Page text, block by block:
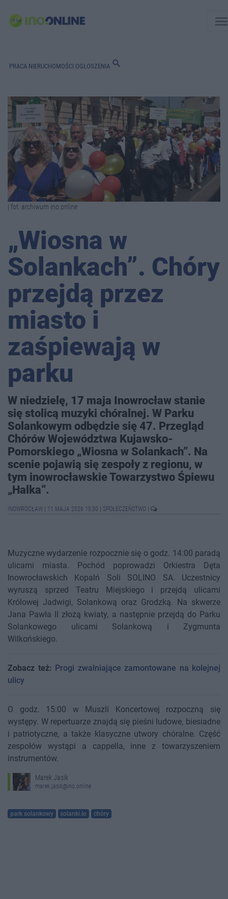
PRACA NIERUCHOMOŚCI OGŁOSZENIA search
| fot. archiwum ino.online
„Wiosna w
Solankach”. Chóry
przejdą przez
miasto i
zaśpiewają w
parku
W niedzielę, 17 maja Inowrocław stanie
się stolicą muzyki chóralnej. W Parku
Solankowym odbędzie się 47. Przegląd
Chórów Województwa Kujawsko-
Pomorskiego „Wiosna w Solankach”. Na
scenie pojawią się zespoły z regionu, w
tym inowrocławskie Towarzystwo Śpiewu
„Halka”.
INOWROCŁAW 11 MAJA 2026 10:30 SPOŁECZEŃSTWO
Muzyczne wydarzenie rozpocznie się o godz. 14:00 paradą
ulicami miasta. Pochód poprowadzi Orkiestra Dęta
Inowrocławskich Kopalń Soli SOLINO SA. Uczestnicy
wyruszą sprzed Teatru Miejskiego i przejdą ulicami
Królowej Jadwigi, Solankową oraz Grodzką. Na skwerze
Jana Pawła II złożą kwiaty, a następnie przejdą do Parku
Solankowego ulicami Solankową i Zygmunta
Wilkońskiego.
Zobacz też: Progi zwalniające zamontowane na kolejnej
ulicy
O godz. 15:00 w Muszli Koncertowej rozpoczną się
występy. W repertuarze znajdą się pieśni ludowe, biesiadne
i patriotyczne, a także klasyczne utwory chóralne. Część
zespołów wystąpi a cappella, inne z towarzyszeniem
instrumentów.
Marek Jasik
marek.jasik@ino.online
park solankowy solanki.io chóry